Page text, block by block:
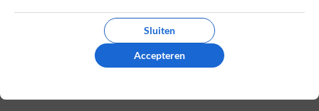
Naam*
Sluiten
Accepteren